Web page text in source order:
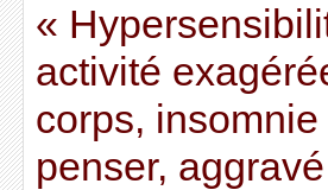
«
activité
corps, insomnie
penser,